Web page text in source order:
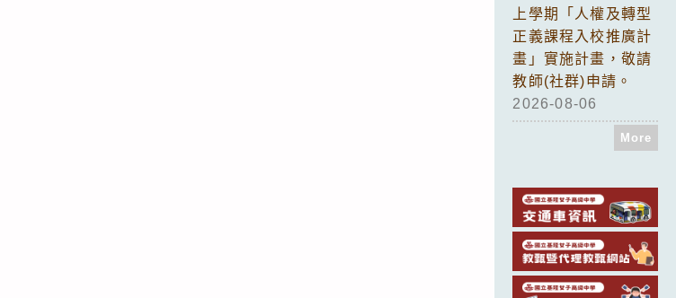
上學期「人權及轉型
正義課程入校推廣計
畫」實施計畫，敬請
教師(社群)申請。
2026-08-06
More